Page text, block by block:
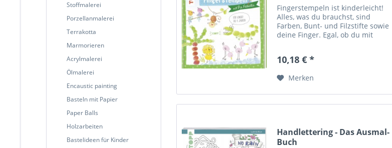
Stoffmalerei
Porzellanmalerei
Terrakotta
Marmorieren
Acrylmalerei
Ölmalerei
Encaustic painting
Basteln mit Papier
Paper Balls
Holzarbeiten
Bastelideen für Kinder
Fingerstempeln ist kinderleicht!
Alles, was du brauchst, sind
Farben, Bunt- und Filzstifte sowie
deine Finger. Egal, ob du mit
Abdruck ist etwas ganz
10,18 € *
Merken
Handlettering - Das Ausmal-
Buch